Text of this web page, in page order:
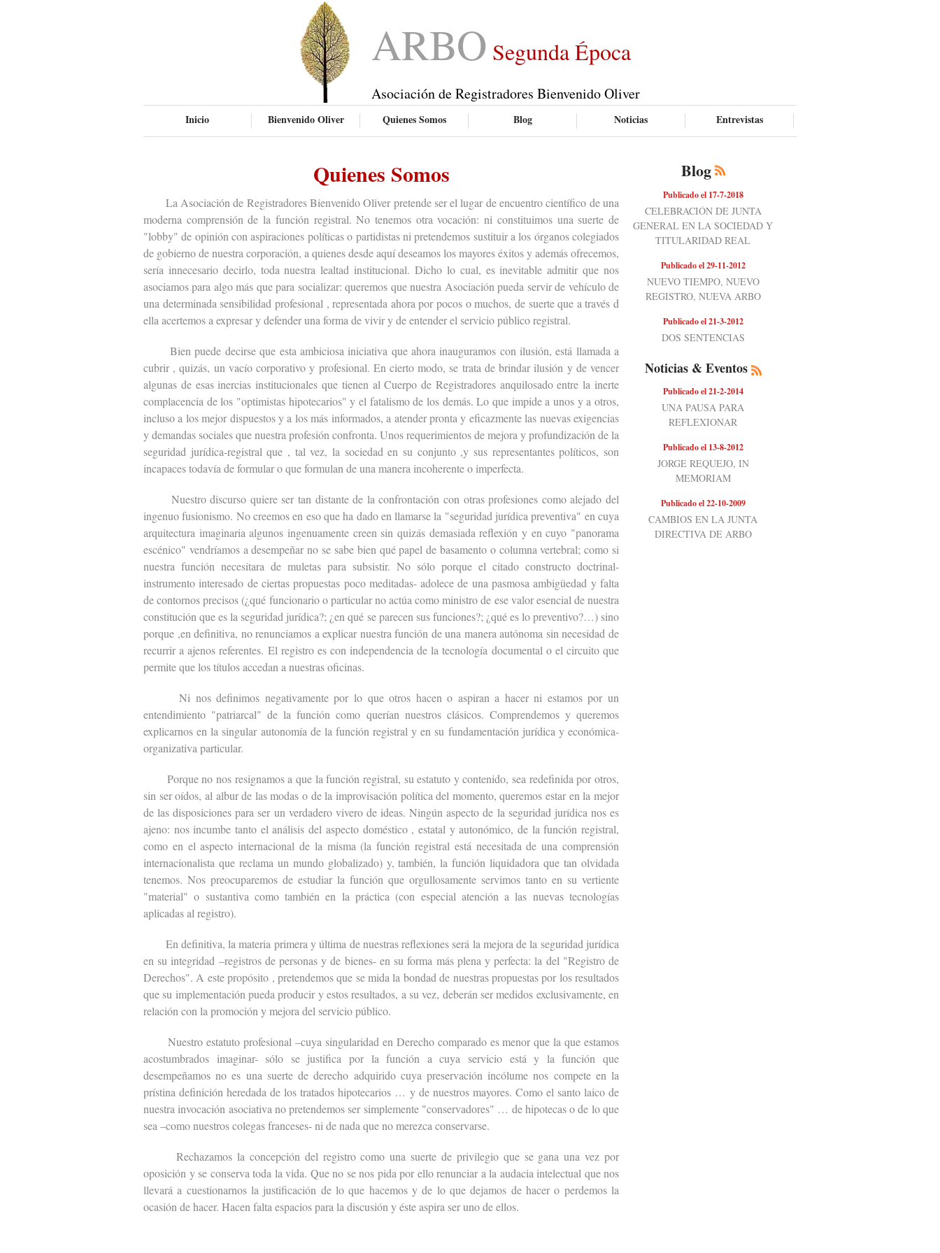
ARBO Segunda Época
Asociación de Registradores Bienvenido Oliver
Inicio Bienvenido Oliver Quienes Somos Blog Noticias Entrevistas
Quienes Somos
La Asociación de Registradores Bienvenido Oliver pretende ser el lugar de encuentro científico de una
moderna comprensión de la función registral. No tenemos otra vocación: ni constituimos una suerte de
"lobby" de opinión con aspiraciones políticas o partidistas ni pretendemos sustituir a los órganos colegiados
de gobierno de nuestra corporación, a quienes desde aquí deseamos los mayores éxitos y además ofrecemos,
sería innecesario decirlo, toda nuestra lealtad institucional. Dicho lo cual, es inevitable admitir que nos
asociamos para algo más que para socializar: queremos que nuestra Asociación pueda servir de vehículo de
una determinada sensibilidad profesional , representada ahora por pocos o muchos, de suerte que a través d
ella acertemos a expresar y defender una forma de vivir y de entender el servicio público registral.
Bien puede decirse que esta ambiciosa iniciativa que ahora inauguramos con ilusión, está llamada a
cubrir , quizás, un vacío corporativo y profesional. En cierto modo, se trata de brindar ilusión y de vencer
algunas de esas inercias institucionales que tienen al Cuerpo de Registradores anquilosado entre la inerte
complacencia de los "optimistas hipotecarios" y el fatalismo de los demás. Lo que impide a unos y a otros,
incluso a los mejor dispuestos y a los más informados, a atender pronta y eficazmente las nuevas exigencias
y demandas sociales que nuestra profesión confronta. Unos requerimientos de mejora y profundización de la
seguridad jurídica-registral que , tal vez, la sociedad en su conjunto ,y sus representantes políticos, son
incapaces todavía de formular o que formulan de una manera incoherente o imperfecta.
Nuestro discurso quiere ser tan distante de la confrontación con otras profesiones como alejado del
ingenuo fusionismo. No creemos en eso que ha dado en llamarse la "seguridad jurídica preventiva" en cuya
arquitectura imaginaria algunos ingenuamente creen sin quizás demasiada reflexión y en cuyo "panorama
escénico" vendríamos a desempeñar no se sabe bien qué papel de basamento o columna vertebral; como si
nuestra función necesitara de muletas para subsistir. No sólo porque el citado constructo doctrinal-
instrumento interesado de ciertas propuestas poco meditadas- adolece de una pasmosa ambigüedad y falta
de contornos precisos (¿qué funcionario o particular no actúa como ministro de ese valor esencial de nuestra
constitución que es la seguridad jurídica?; ¿en qué se parecen sus funciones?; ¿qué es lo preventivo?…) sino
porque ,en definitiva, no renunciamos a explicar nuestra función de una manera autónoma sin necesidad de
recurrir a ajenos referentes. El registro es con independencia de la tecnología documental o el circuito que
permite que los títulos accedan a nuestras oficinas.
Ni nos definimos negativamente por lo que otros hacen o aspiran a hacer ni estamos por un
entendimiento "patriarcal" de la función como querían nuestros clásicos. Comprendemos y queremos
explicarnos en la singular autonomía de la función registral y en su fundamentación jurídica y económica-
organizativa particular.
Porque no nos resignamos a que la función registral, su estatuto y contenido, sea redefinida por otros,
sin ser oídos, al albur de las modas o de la improvisación política del momento, queremos estar en la mejor
de las disposiciones para ser un verdadero vivero de ideas. Ningún aspecto de la seguridad jurídica nos es
ajeno: nos incumbe tanto el análisis del aspecto doméstico , estatal y autonómico, de la función registral,
como en el aspecto internacional de la misma (la función registral está necesitada de una comprensión
internacionalista que reclama un mundo globalizado) y, también, la función liquidadora que tan olvidada
tenemos. Nos preocuparemos de estudiar la función que orgullosamente servimos tanto en su vertiente
"material" o sustantiva como también en la práctica (con especial atención a las nuevas tecnologías
aplicadas al registro).
En definitiva, la materia primera y última de nuestras reflexiones será la mejora de la seguridad jurídica
en su integridad –registros de personas y de bienes- en su forma más plena y perfecta: la del "Registro de
Derechos". A este propósito , pretendemos que se mida la bondad de nuestras propuestas por los resultados
que su implementación pueda producir y estos resultados, a su vez, deberán ser medidos exclusivamente, en
relación con la promoción y mejora del servicio público.
Nuestro estatuto profesional –cuya singularidad en Derecho comparado es menor que la que estamos
acostumbrados imaginar- sólo se justifica por la función a cuya servicio está y la función que
desempeñamos no es una suerte de derecho adquirido cuya preservación incólume nos compete en la
prístina definición heredada de los tratados hipotecarios … y de nuestros mayores. Como el santo laico de
nuestra invocación asociativa no pretendemos ser simplemente "conservadores" … de hipotecas o de lo que
sea –como nuestros colegas franceses- ni de nada que no merezca conservarse.
Rechazamos la concepción del registro como una suerte de privilegio que se gana una vez por
oposición y se conserva toda la vida. Que no se nos pida por ello renunciar a la audacia intelectual que nos
llevará a cuestionarnos la justificación de lo que hacemos y de lo que dejamos de hacer o perdemos la
ocasión de hacer. Hacen falta espacios para la discusión y éste aspira ser uno de ellos.
Blog
Publicado el 17-7-2018
CELEBRACIÓN DE JUNTA
GENERAL EN LA SOCIEDAD Y
TITULARIDAD REAL
Publicado el 29-11-2012
NUEVO TIEMPO, NUEVO
REGISTRO, NUEVA ARBO
Publicado el 21-3-2012
DOS SENTENCIAS
Noticias & Eventos
Publicado el 21-2-2014
UNA PAUSA PARA
REFLEXIONAR
Publicado el 13-8-2012
JORGE REQUEJO, IN
MEMORIAM
Publicado el 22-10-2009
CAMBIOS EN LA JUNTA
DIRECTIVA DE ARBO